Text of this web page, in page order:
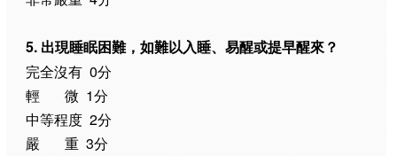
5. 出現睡眠困難，如難以入睡、易醒或提早醒來？
完全沒有 0分
輕 微 1分
中等程度 2分
嚴 重 3分